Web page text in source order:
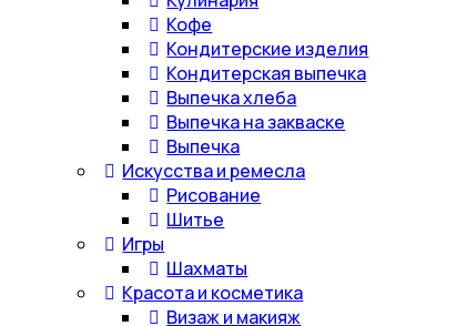
Кофе
Кондитерские изделия
Кондитерская выпечка
Выпечка хлеба
Выпечка на закваске
Выпечка
Искусства и ремесла
Рисование
Шитье
Игры
Шахматы
Красота и косметика
Визаж и макияж